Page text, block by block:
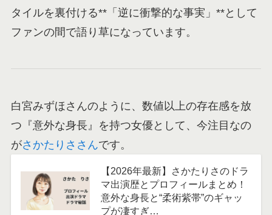
タイルを裏付ける**「逆に衝撃的な事実」**として
ファンの間で語り草になっています。
白宮みずほさんのように、数値以上の存在感を放
つ『意外な身長』を持つ女優として、今注目なの
がさかたりささんです。
【2026年最新】さかたりさのドラ
マ出演歴とプロフィールまとめ！
意外な身長と“柔術紫帯”のギャッ
プが凄すぎ…